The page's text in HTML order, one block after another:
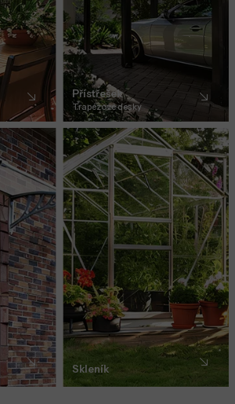
Přístřešek
Trapézové desky
Skleník